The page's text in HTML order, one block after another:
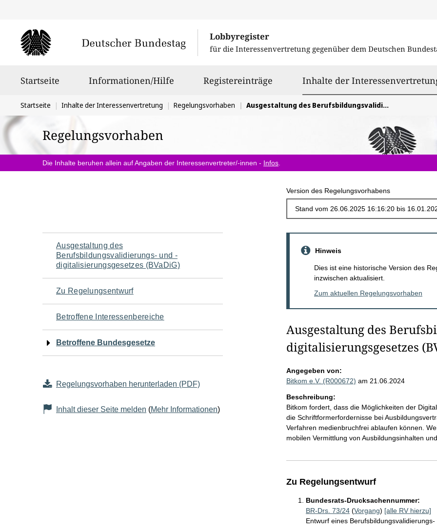
Lobbyregister
für die Interessenvertretung gegenüber dem Deutschen
Startseite Informationen/Hilfe Registereinträge Inhalte der
Sie
befinden
sich
hier:
Startseite Inhalte der Interessenvertretung Regelungsvorhaben Ausgestaltung des Berufsbildungsvalidierungs- und -digitalisierungsgesetzes (BVaDiG)
Regelungsvorhaben
Die Inhalte beruhen allein auf Angaben der Interessenvertreter/-innen - Infos
Version des Regelungsvorhabens
Navigation
für
den
Seiteninhalt
Ausgestaltung des
Berufsbildungsvalidierungs- und -
digitalisierungsgesetzes (BVaDiG)
Zu Regelungsentwurf
Betroffene Interessenbereiche
Betroffene Bundesgesetze
Regelungsvorhaben herunterladen (PDF)
Inhalt dieser Seite melden (Mehr Informationen)
Hinweis
Dies ist eine historische Version des
inzwischen aktualisiert.
Zum aktuellen Regelungsvorhaben
Ausgestaltung des
digitalisierungsgesetzes
Angegeben von:
Bitkom e.V. (R000672) am 21.06.2024
Beschreibung:
Bitkom fordert, dass die Möglichkeiten der
die Schriftformerfordernisse bei
Verfahren medienbruchfrei ablaufen können.
mobilen Vermittlung von Ausbildungsinhalten
Zu Regelungsentwurf
Bundesrats-Drucksachennummer:
BR-Drs. 73/24(Vorgang) [alle RV hierzu]
Entwurf eines